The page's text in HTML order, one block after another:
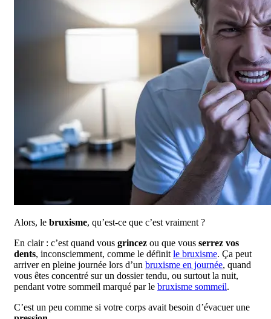
Alors, le bruxisme, qu’est-ce que c’est vraiment ?
En clair : c’est quand vous grincez ou que vous serrez vos
dents, inconsciemment, comme le définitle bruxisme. Ça peut
arriver en pleine journée lors d’un bruxisme en journée, quand
vous êtes concentré sur un dossier tendu, ou surtout la nuit,
pendant votre sommeil marqué par le bruxisme sommeil.
C’est un peu comme si votre corps avait besoin d’évacuer une